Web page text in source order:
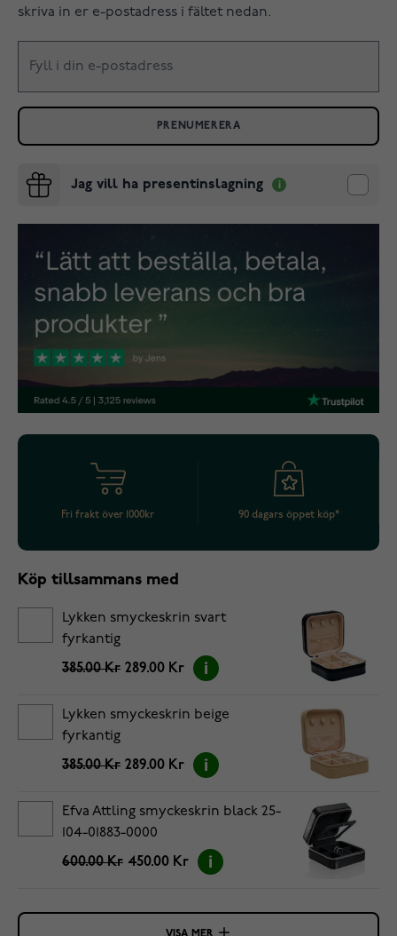
skriva in er e-postadress i fältet nedan.
PRENUMERERA
Jag vill ha presentinslagning
Fri frakt över 1000kr 90 dagars öppet köp*
Köp tillsammans med
Lykken smyckeskrin svart
fyrkantig
385.00 Kr 289.00 Kr
Lykken smyckeskrin beige
fyrkantig
385.00 Kr 289.00 Kr
Efva Attling smyckeskrin black 25-
104-01883-0000
600.00 Kr 450.00 Kr